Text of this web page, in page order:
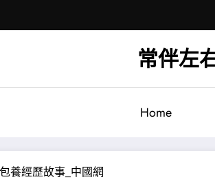
常伴左
Home
養經歷故事_中國網